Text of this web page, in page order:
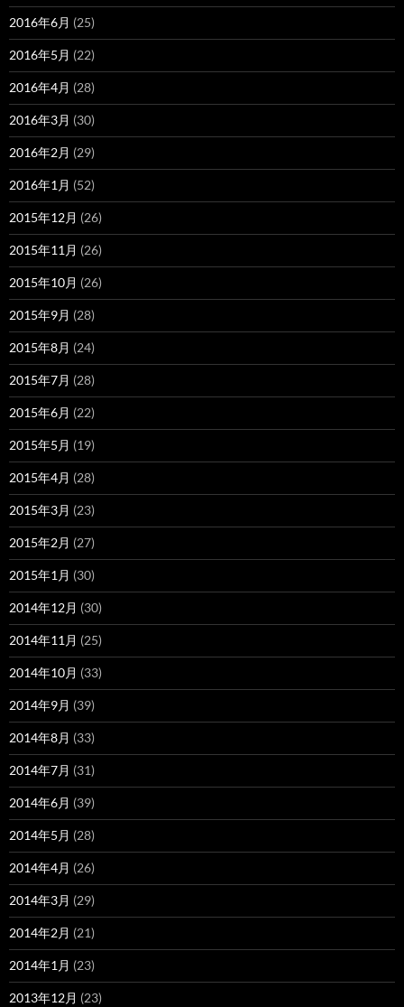
2016年6月 (25)
2016年5月 (22)
2016年4月 (28)
2016年3月 (30)
2016年2月 (29)
2016年1月 (52)
2015年12月 (26)
2015年11月 (26)
2015年10月 (26)
2015年9月 (28)
2015年8月 (24)
2015年7月 (28)
2015年6月 (22)
2015年5月 (19)
2015年4月 (28)
2015年3月 (23)
2015年2月 (27)
2015年1月 (30)
2014年12月 (30)
2014年11月 (25)
2014年10月 (33)
2014年9月 (39)
2014年8月 (33)
2014年7月 (31)
2014年6月 (39)
2014年5月 (28)
2014年4月 (26)
2014年3月 (29)
2014年2月 (21)
2014年1月 (23)
2013年12月 (23)